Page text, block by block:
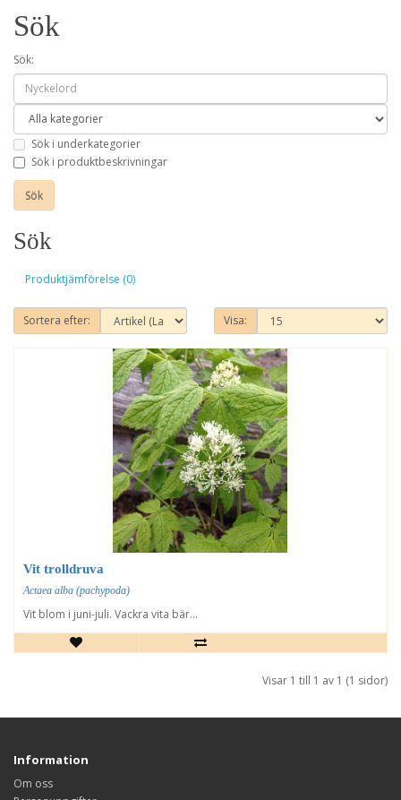
Sök
Sök:
Sök i underkategorier
Sök i produktbeskrivningar
Sök
Produktjämförelse (0)
Sortera efter: Visa:
Vit trolldruva
Actaea alba (pachypoda)
Vit blom i juni-juli. Vackra vita bär...
Visar 1 till 1 av 1 (1 sidor)
Information
Om oss